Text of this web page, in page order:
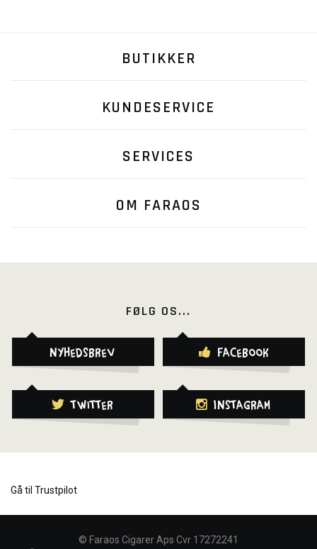
BUTIKKER
KUNDESERVICE
SERVICES
OM FARAOS
FØLG OS...
Nyhedsbrev Facebook
Twitter Instagram
Gå til Trustpilot
© Faraos Cigarer Aps Cvr 17272241